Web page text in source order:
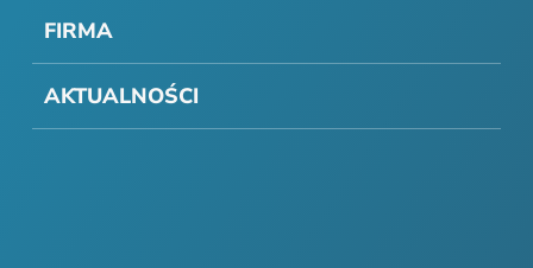
FIRMA
AKTUALNOŚCI